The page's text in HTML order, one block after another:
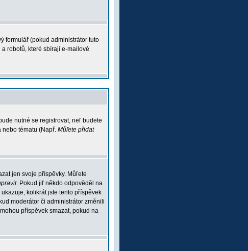
formulář (pokud administrátor tuto
robotů, které sbírají e-mailové
nutné se registrovat, neľ budete
nebo tématu (Např. Můľete přidat
jen svoje příspěvky. Můľete
. Pokud jiľ někdo odpověděl na
kolikrát jste tento příspěvek
moderátor či administrátor změnili
příspěvek smazat, pokud na